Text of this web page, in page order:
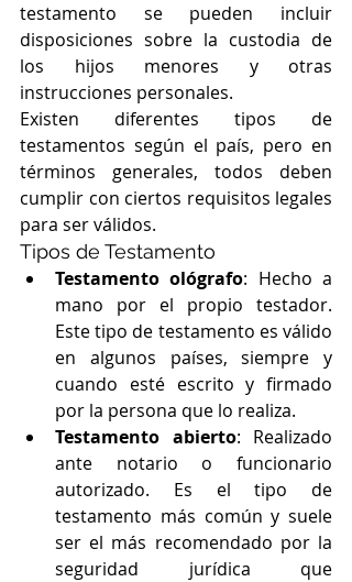
testamento se pueden incluir
disposiciones sobre la custodia de
los hijos menores y otras
instrucciones personales.
Existen diferentes tipos de
testamentos según el país, pero en
términos generales, todos deben
cumplir con ciertos requisitos legales
para ser válidos.
Tipos de Testamento
Testamento ológrafo: Hecho a
mano por el propio testador.
Este tipo de testamento es válido
en algunos países, siempre y
cuando esté escrito y firmado
por la persona que lo realiza.
Testamento abierto: Realizado
ante notario o funcionario
autorizado. Es el tipo de
testamento más común y suele
ser el más recomendado por la
seguridad jurídica que